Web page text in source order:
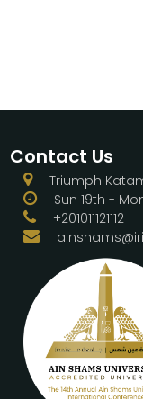
Contact Us
Triumph
Sun 19th -
+201011121112